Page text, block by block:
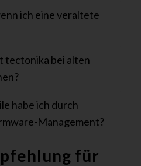
ich eine veraltete
tectonika bei alten
habe ich durch
Management?
für